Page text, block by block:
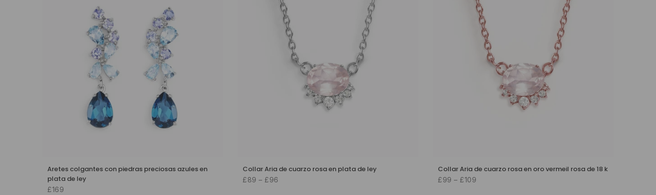
Aretes colgantes con piedras preciosas azules en
plata de ley
£169
Collar Aria de cuarzo rosa en plata de ley
£89 – £96
Collar Aria de cuarzo rosa en oro vermeil rosa de 18 k
£99 – £109